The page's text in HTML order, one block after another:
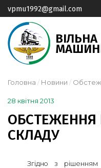
vpmu1992@gmail.com
Головна Новини
28 квітня 2013
ОБСТЕЖЕННЯ
СКЛАДУ
Згідно з